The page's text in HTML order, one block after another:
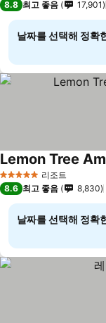
8.8 최고 좋음 17,901
날짜를 선택해 정확
5 성급 리조트
Lemon Tree
8.6 최고 좋음 8,830
날짜를 선택해 정확